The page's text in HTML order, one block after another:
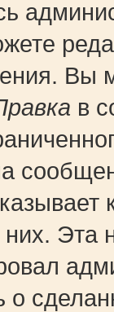
Вы
в
Эта
о